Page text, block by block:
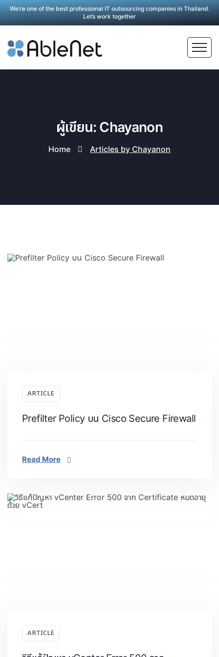
We’re one of the best professional IT outsourcing companies in Thailand.
Let’s work together
ผู้เขียน: Chayanon
Home Articles by Chayanon
ARTICLE
Prefilter Policy บน Cisco Secure Firewall
Read More
ARTICLE